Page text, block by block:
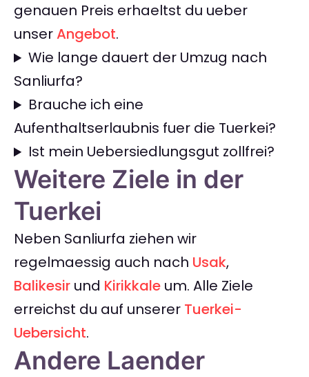
genauen Preis erhaeltst du ueber
unserAngebot.
Wie lange dauert der Umzug nach
Sanliurfa?
Brauche ich eine
Aufenthaltserlaubnis fuer die Tuerkei?
Ist mein Uebersiedlungsgut zollfrei?
Weitere Ziele in der
Tuerkei
Neben Sanliurfa ziehen wir
regelmaessig auch nach Usak,
Balikesir und Kirikkale um. Alle Ziele
erreichst du auf unserer Tuerkei-
Uebersicht.
Andere Laender